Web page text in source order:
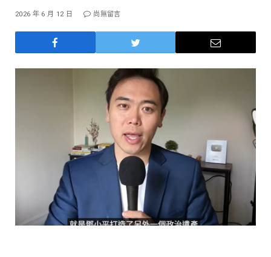
2026 年 6 月 12 日 尚無留言